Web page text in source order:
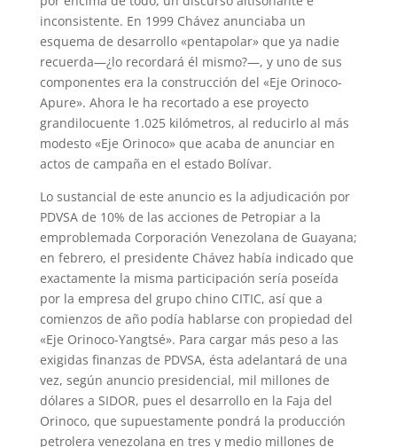
inconsistente. En 1999 Chávez anunciaba un
esquema de desarrollo «pentapolar» que ya nadie
recuerda—¿lo recordará él mismo?—, y uno de sus
componentes era la construcción del «Eje Orinoco-
Apure». Ahora le ha recortado a ese proyecto
grandilocuente 1.025 kilómetros, al reducirlo al más
modesto «Eje Orinoco» que acaba de anunciar en
actos de campaña en el estado Bolívar.
Lo sustancial de este anuncio es la adjudicación por
PDVSA de 10% de las acciones de Petropiar a la
emproblemada Corporación Venezolana de Guayana;
en febrero, el presidente Chávez había indicado que
exactamente la misma participación sería poseída
por la empresa del grupo chino CITIC, así que a
comienzos de año podía hablarse con propiedad del
«Eje Orinoco-Yangtsé». Para cargar más peso a las
exigidas finanzas de PDVSA, ésta adelantará de una
vez, según anuncio presidencial, mil millones de
dólares a SIDOR, pues el desarrollo en la Faja del
Orinoco, que supuestamente pondrá la producción
petrolera venezolana en tres y medio millones de